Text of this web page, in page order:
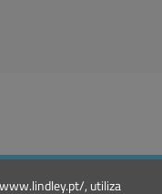
, utiliza